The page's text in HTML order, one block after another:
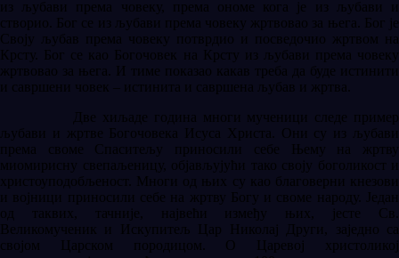
из љубави према човеку, према ономе кога је из љубави и
створио. Бог се из љубави према човеку жртвовао за њега. Бог је
Своју љубав према човеку потврдио и посведочио жртвом на
Крсту. Бог се као Богочовек на Крсту из љубави према човеку
жртвовао за њега. И тиме показао какав треба да буде истинити
и савршени човек – истинита и савршена љубав и жртва.
Две хиљаде година многи мученици следе пример
љубави и жртве Богочовека Исуса Христа. Они су из љубави
према своме Спаситељу приносили себе Њему на жртву
миомирисну свепаљеницу, објављујући тако своју боголикост и
христоуподобљеност. Многи од њих су као благоверни кнезови
и војници приносили себе на жртву Богу и своме народу. Један
од таквих, тачније, највећи између њих, јесте Св.
Великомученик и Искупитељ Цар Николај Други, заједно са
својом Царском породицом. О Царевој христоликој